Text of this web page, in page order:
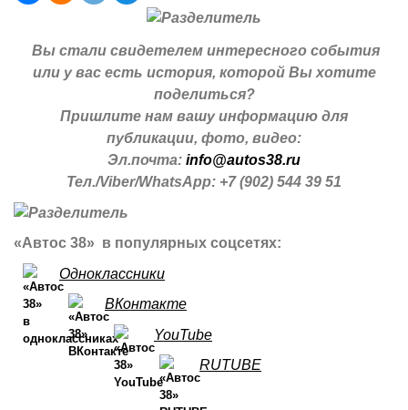
Вы стали свидетелем интересного события
или у вас есть история, которой Вы хотите
поделиться?
Пришлите нам вашу информацию для
публикации, фото, видео:
Эл.почта: info@autos38.ru
Тел./Viber/WhatsApp: +7 (902) 544 39 51
«Автос 38» в популярных соцсетях:
Одноклассники
ВКонтакте
YouTube
RUTUBE